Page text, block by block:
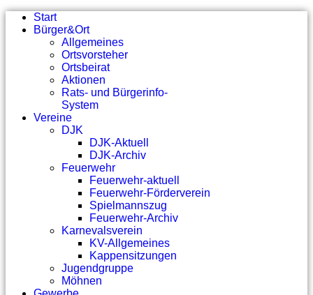
Start
Bürger&Ort
Allgemeines
Ortsvorsteher
Ortsbeirat
Aktionen
Rats- und Bürgerinfo-
System
Vereine
DJK
DJK-Aktuell
DJK-Archiv
Feuerwehr
Feuerwehr-aktuell
Feuerwehr-Förderverein
Spielmannszug
Feuerwehr-Archiv
Karnevalsverein
KV-Allgemeines
Kappensitzungen
Jugendgruppe
Möhnen